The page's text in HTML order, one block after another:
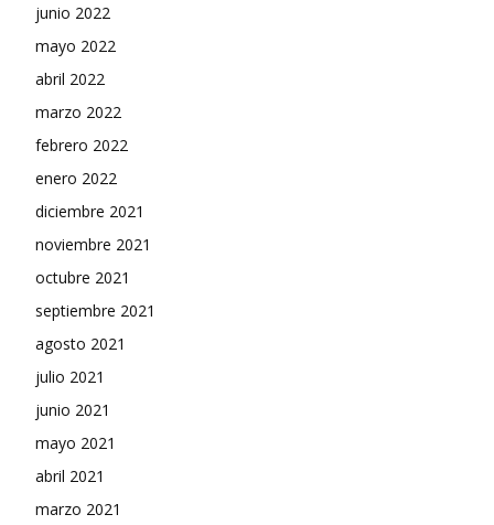
junio 2022
mayo 2022
abril 2022
marzo 2022
febrero 2022
enero 2022
diciembre 2021
noviembre 2021
octubre 2021
septiembre 2021
agosto 2021
julio 2021
junio 2021
mayo 2021
abril 2021
marzo 2021